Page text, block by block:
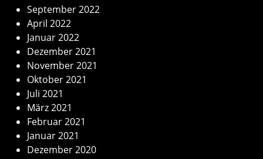
September 2022
April 2022
Januar 2022
Dezember 2021
November 2021
Oktober 2021
Juli 2021
März 2021
Februar 2021
Januar 2021
Dezember 2020